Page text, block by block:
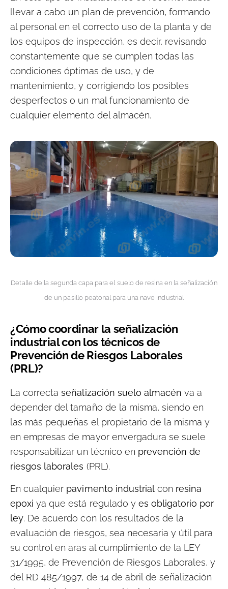
llevar a cabo un plan de prevención, formando
al personal en el correcto uso de la planta y de
los equipos de inspección, es decir, revisando
constantemente que se cumplen todas las
condiciones óptimas de uso, y de
mantenimiento, y corrigiendo los posibles
desperfectos o un mal funcionamiento de
cualquier elemento del almacén.
Detalle de la segunda capa para el suelo de resina en la señalización
de un pasillo peatonal para una nave industrial
¿Cómo coordinar la señalización
industrial con los técnicos de
Prevención de Riesgos Laborales
(PRL)?
La correctaseñalización suelo almacén va a
depender del tamaño de la misma, siendo en
las más pequeñas el propietario de la misma y
en empresas de mayor envergadura se suele
responsabilizar un técnico en prevención de
riesgos laborales (PRL).
En cualquier pavimento industrial con resina
epoxi ya que está regulado y es obligatorio por
ley. De acuerdo con los resultados de la
evaluación de riesgos, sea necesaria y útil para
su control en aras al cumplimiento de la LEY
31/1995, de Prevención de Riesgos Laborales, y
del RD 485/1997, de 14 de abril de señalización